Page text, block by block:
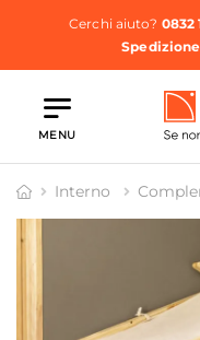
Cerchi aiuto? 0832
Spedizione
MENU
Interno